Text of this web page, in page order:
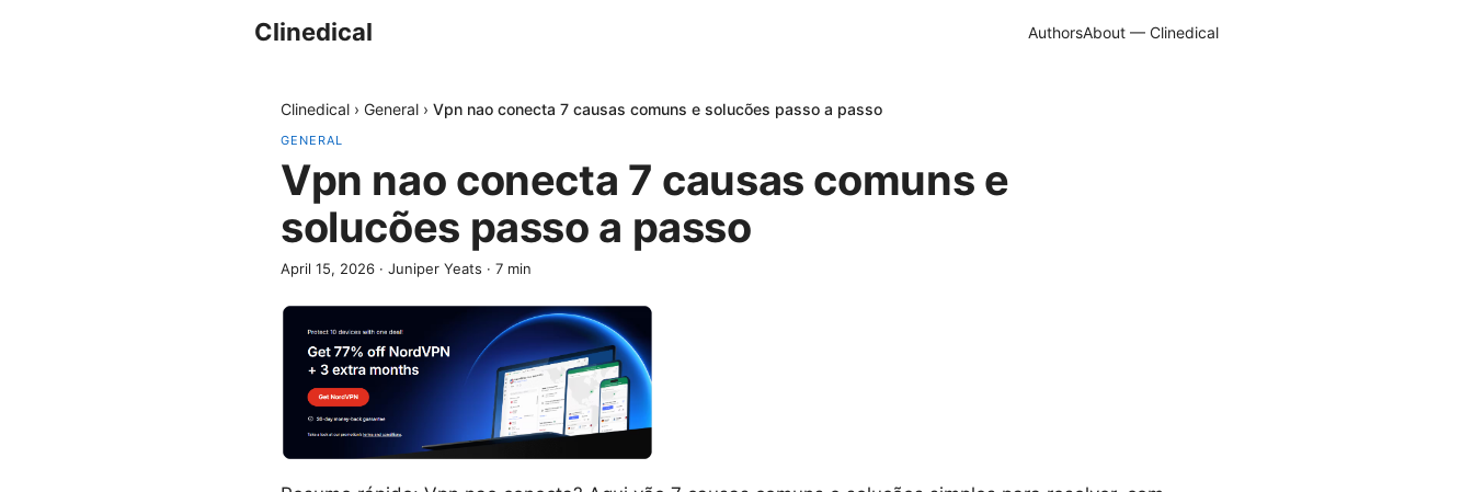
Clinedical AuthorsAbout — Clinedical
Clinedical › General › Vpn nao conecta 7 causas comuns e solucões passo a passo
GENERAL
Vpn nao conecta 7 causas comuns e
solucões passo a passo
April 15, 2026 · Juniper Yeats · 7 min